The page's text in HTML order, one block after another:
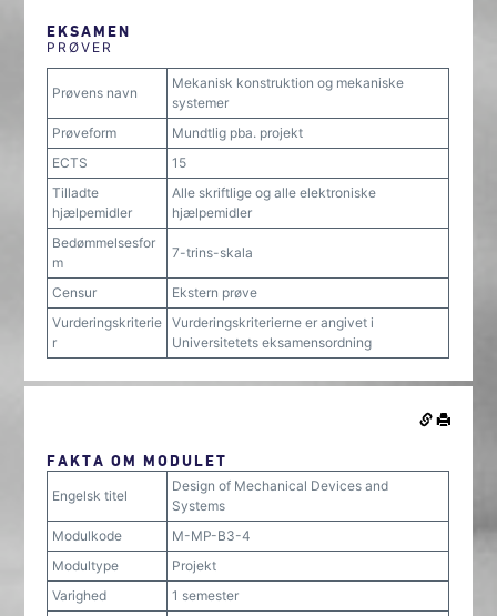
EKSAMEN
PRØVER
Prøvens navn
Mekanisk konstruktion og mekaniske
systemer
Prøveform
Mundtlig pba. projekt
ECTS
15
Tilladte
hjælpemidler
Alle skriftlige og alle elektroniske
hjælpemidler
Bedømmelsesfor
m
7-trins-skala
Censur
Ekstern prøve
Vurderingskriterie
r
Vurderingskriterierne er angivet i
Universitetets eksamensordning
FAKTA OM MODULET
Engelsk titel
Design of Mechanical Devices and
Systems
Modulkode
M-MP-B3-4
Modultype
Projekt
Varighed
1 semester